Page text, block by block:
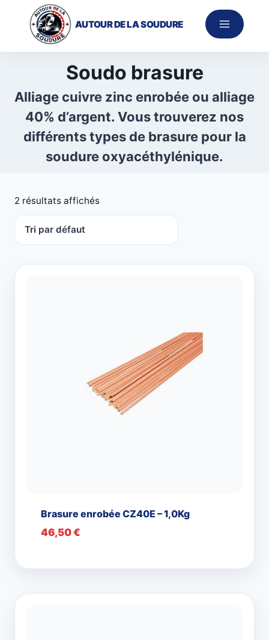
contenu
AUTOUR DE LA SOUDURE
Soudo brasure
Alliage cuivre zinc enrobée ou alliage
40% d’argent. Vous trouverez nos
différents types de brasure pour la
soudure oxyacéthylénique.
2 résultats affichés
Brasure enrobée CZ40E – 1,0Kg
46,50€